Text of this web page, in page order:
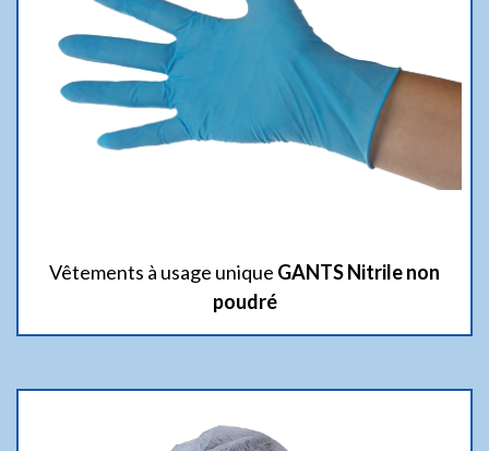
Vêtements à usage unique GANTS Nitrile non
poudré